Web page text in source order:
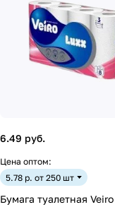
6.49 руб.
Цена оптом:
5.78 р. от 250 шт
Бумага туалетная Veiro Luxoria